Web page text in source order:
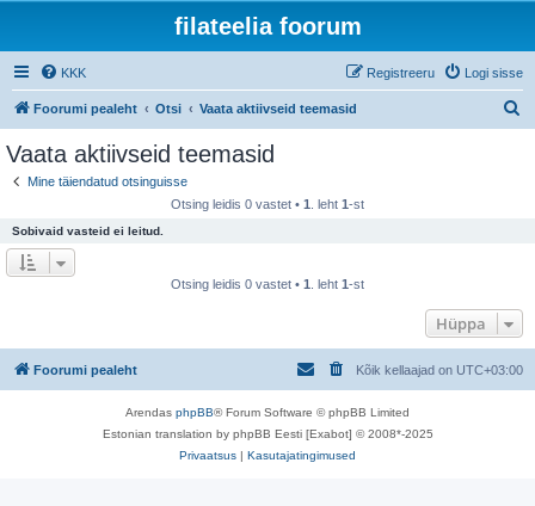
filateelia foorum
KKK Logi sisse
Registreeru
Foorumi pealeht Otsi Vaata aktiivseid teemasid
Vaata aktiivseid teemasid
Mine täiendatud otsinguisse
Otsing leidis 0 vastet • 1 . leht 1-st
Sobivaid vasteid ei leitud.
Otsing leidis 0 vastet • 1 . leht 1-st
Hüppa
Foorumi pealeht Kõik kellaajad on UTC+03:00
Arendas phpBB® Forum Software © phpBB Limited
Estonian translation by phpBB Eesti [Exabot] © 2008*-2025
Privaatsus | Kasutajatingimused